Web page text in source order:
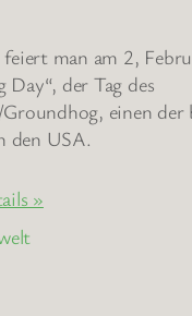
man am 2,
Day“, der Tag des
einen der
den USA.
»